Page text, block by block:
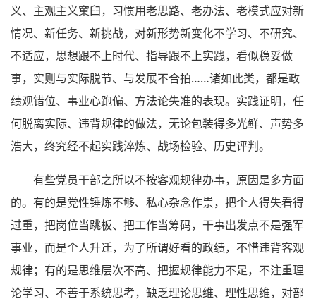
义、主观主义窠臼，习惯用老思路、老办法、老模式应对新
情况、新任务、新挑战，对新形势新变化不学习、不研究、
不适应，思想跟不上时代、指导跟不上实践，看似稳妥做
事，实则与实际脱节、与发展不合拍……诸如此类，都是政
绩观错位、事业心跑偏、方法论失准的表现。实践证明，任
何脱离实际、违背规律的做法，无论包装得多光鲜、声势多
浩大，终究经不起实践淬炼、战场检验、历史评判。
有些党员干部之所以不按客观规律办事，原因是多方面
的。有的是党性锤炼不够、私心杂念作祟，把个人得失看得
过重，把岗位当跳板、把工作当筹码，干事出发点不是强军
事业，而是个人升迁，为了所谓好看的政绩，不惜违背客观
规律；有的是思维层次不高、把握规律能力不足，不注重理
论学习、不善于系统思考，缺乏理论思维、理性思维，对部